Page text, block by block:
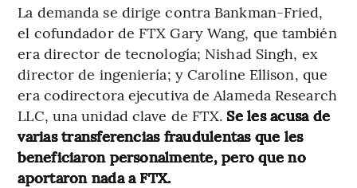
La demanda se dirige contra Bankman-Fried,
el cofundador de FTX Gary Wang, que también
era director de tecnología; Nishad Singh, ex
director de ingeniería; y Caroline Ellison, que
era codirectora ejecutiva de Alameda Research
LLC, una unidad clave de FTX. Se les acusa de
varias transferencias fraudulentas que les
beneficiaron personalmente, pero que no
aportaron nada a FTX.